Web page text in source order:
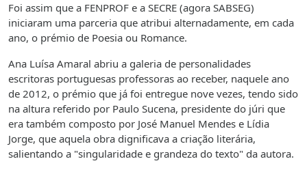
Foi assim que a FENPROF e a SECRE (agora SABSEG)
iniciaram uma parceria que atribui alternadamente, em cada
ano, o prémio de Poesia ou Romance.
Ana Luísa Amaral abriu a galeria de personalidades
escritoras portuguesas professoras ao receber, naquele ano
de 2012, o prémio que já foi entregue nove vezes, tendo sido
na altura referido por Paulo Sucena, presidente do júri que
era também composto por José Manuel Mendes e Lídia
Jorge, que aquela obra dignificava a criação literária,
salientando a "singularidade e grandeza do texto" da autora.